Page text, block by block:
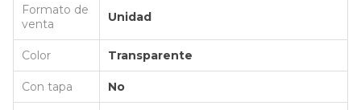
Formato de
venta
Unidad
Color Transparente
Con tapa No